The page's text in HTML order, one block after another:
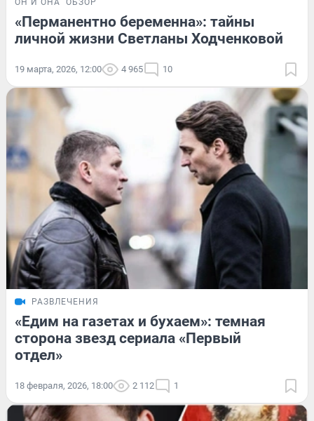
ОН И ОНА ОБЗОР
«Перманентно беременна»: тайны
личной жизни Светланы Ходченковой
19 марта, 2026, 12:00 4 965 10
РАЗВЛЕЧЕНИЯ
«Едим на газетах и бухаем»: темная
сторона звезд сериала «Первый
отдел»
18 февраля, 2026, 18:00 2 112 1